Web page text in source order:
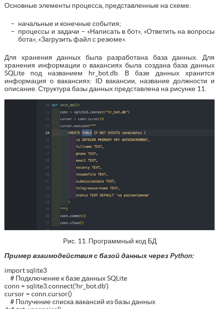
Основные элементы процесса, представленные на схеме:
начальные и конечные события;
процессы и задачи – «Написать в бот», «Ответить на вопросы
бота», «Загрузить файл с резюме».
Для хранения данных была разработана база данных. Для
хранения информации о вакансиях была создана база данных
SQLite под названием hr_bot.db. В базе данных хранится
информация о вакансиях: ID вакансии, название должности и
описание. Структура базы данных представлена на рисунке 11.
Рис. 11. Программный код БД
Пример взаимодействия с базой данных через Python:
import sqlite3
# Подключение к базе данных SQLite
conn = sqlite3.connect('hr_bot.db')
cursor = conn.cursor()
# Получение списка вакансий из базы данных